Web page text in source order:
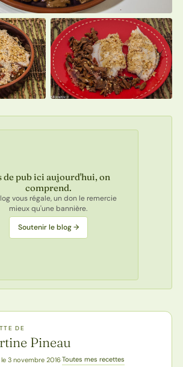
de pub ici aujourd'hui, on
comprend.
vous régale, un don le remercie
mieux qu'une bannière.
Soutenir le blog →
DE
Pineau
le 3 novembre 2016·Toutes mes recettes